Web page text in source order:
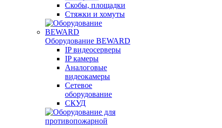
Скобы, площадки
Стяжки и хомуты
Оборудование BEWARD
IP видеосерверы
IP камеры
Аналоговые
видеокамеры
Сетевое
оборудование
СКУД